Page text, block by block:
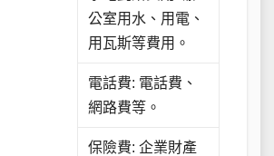
公室用水、用電、
用瓦斯等費用。
電話費: 電話費、
網路費等。
保險費: 企業財產